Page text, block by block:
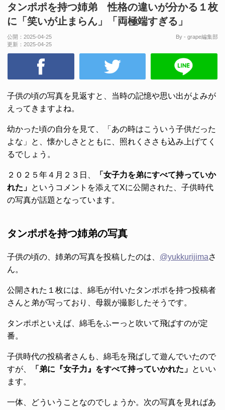
タンポポを持つ姉弟 性格の違いが分かる１枚
に「笑いが止まらん」「両極端すぎる」
公開： 2025-04-25
更新： 2025-04-25
By - grape編集部
子供の頃の写真を見返すと、当時の記憶や思い出がよみが
えってきますよね。
幼かった頃の自分を見て、「あの時はこういう子供だった
よな」と、懐かしさとともに、照れくささも込み上げてく
るでしょう。
２０２５年４月２３日、
「女子力を弟にすべて持っていか
れた」 というコメントを添えてXに公開された、子供時代
の写真が話題となっています。
タンポポを持つ姉弟の写真
子供の頃の、姉弟の写真を投稿したのは、 @yukkurijimaさ
ん。
公開された１枚には、綿毛が付いたタンポポを持つ投稿者
さんと弟が写っており、母親が撮影したそうです。
タンポポといえば、綿毛をふーっと吹いて飛ばすのが定
番。
子供時代の投稿者さんも、綿毛を飛ばして遊んでいたので
すが、
「弟に『女子力』をすべて持っていかれた」 といい
ます。
一体、どういうことなのでしょうか。次の写真を見ればあ